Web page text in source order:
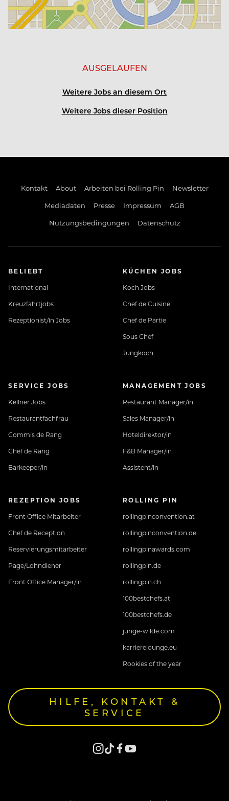
AUSGELAUFEN
Weitere Jobs an diesem Ort
Weitere Jobs dieser Position
Kontakt About Arbeiten bei Rolling Pin
Newsletter
Mediadaten
Presse Impressum
AGB
Nutzungsbedingungen
Datenschutz
BELIEBT
International
Kreuzfahrtjobs
Rezeptionist/in Jobs
KÜCHEN JOBS
Koch Jobs
Chef de Cuisine
Chef de Partie
Sous Chef
Jungkoch
SERVICE JOBS
Kellner Jobs
Restaurantfachfrau
Commis de Rang
Chef de Rang
Barkeeper/in
MANAGEMENT JOBS
Restaurant Manager/in
Sales Manager/in
Hoteldirektor/in
F&B Manager/in
Assistent/in
REZEPTION JOBS
Front Office Mitarbeiter
Chef de Reception
Reservierungsmitarbeiter
Page/Lohndiener
Front Office Manager/in
ROLLING PIN
rollingpinconvention.at
rollingpinconvention.de
rollingpinawards.com
rollingpin.de
rollingpin.ch
100bestchefs.at
100bestchefs.de
junge-wilde.com
karrierelounge.eu
Rookies of the year
HILFE, KONTAKT &
SERVICE